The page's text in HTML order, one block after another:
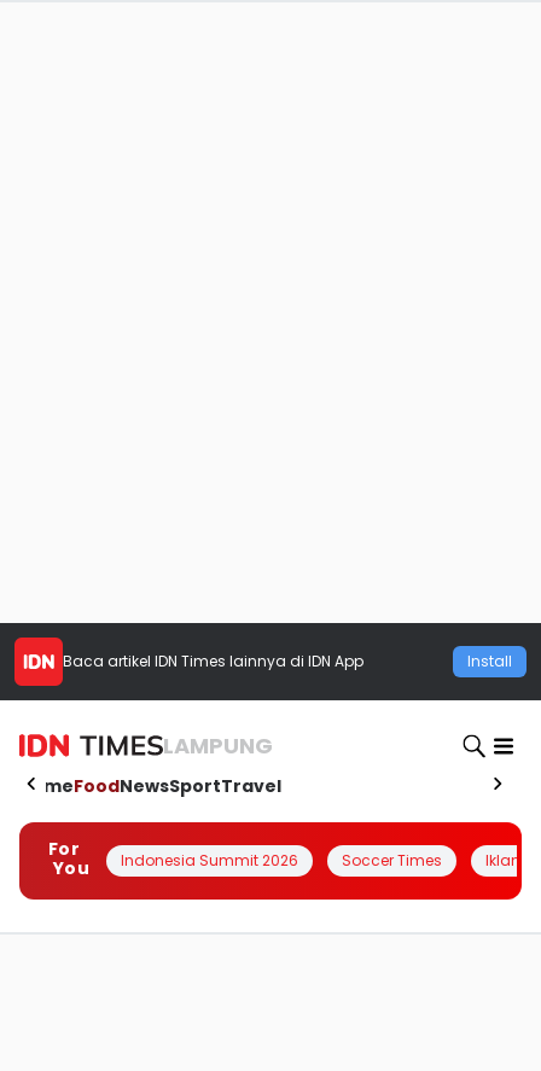
Baca artikel IDN Times lainnya di IDN App Install
LAMPUNG
HomeFoodNewsSportTravel
For
You
Indonesia Summit 2026 Soccer Times Iklanin